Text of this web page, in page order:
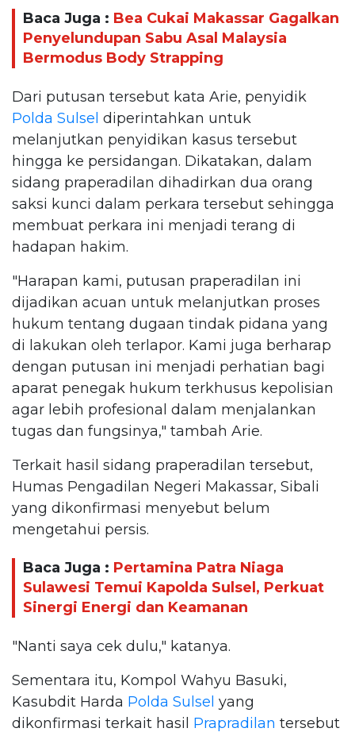
Baca Juga : Bea Cukai Makassar Gagalkan
Penyelundupan Sabu Asal Malaysia
Bermodus Body Strapping
Dari putusan tersebut kata Arie, penyidik
Polda Sulsel diperintahkan untuk
melanjutkan penyidikan kasus tersebut
hingga ke persidangan. Dikatakan, dalam
sidang praperadilan dihadirkan dua orang
saksi kunci dalam perkara tersebut sehingga
membuat perkara ini menjadi terang di
hadapan hakim.
"Harapan kami, putusan praperadilan ini
dijadikan acuan untuk melanjutkan proses
hukum tentang dugaan tindak pidana yang
di lakukan oleh terlapor. Kami juga berharap
dengan putusan ini menjadi perhatian bagi
aparat penegak hukum terkhusus kepolisian
agar lebih profesional dalam menjalankan
tugas dan fungsinya," tambah Arie.
Terkait hasil sidang praperadilan tersebut,
Humas Pengadilan Negeri Makassar, Sibali
yang dikonfirmasi menyebut belum
mengetahui persis.
Baca Juga : Pertamina Patra Niaga
Sulawesi Temui Kapolda Sulsel, Perkuat
Sinergi Energi dan Keamanan
"Nanti saya cek dulu," katanya.
Sementara itu, Kompol Wahyu Basuki,
Kasubdit Harda Polda Sulsel yang
dikonfirmasi terkait hasil Prapradilan tersebut